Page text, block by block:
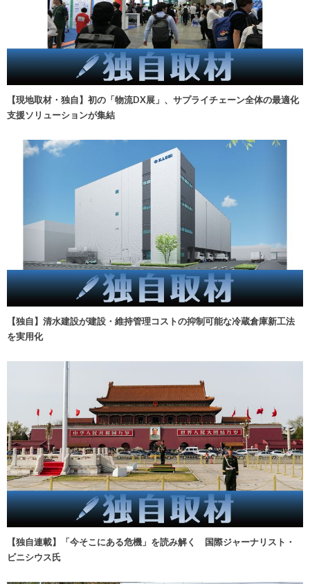
【現地取材・独自】初の「物流DX展」、サプライチェーン全体の最適化
支援ソリューションが集結
【独自】清水建設が建設・維持管理コストの抑制可能な冷蔵倉庫新工法
を実用化
【独自連載】「今そこにある危機」を読み解く 国際ジャーナリスト・
ビニシウス氏